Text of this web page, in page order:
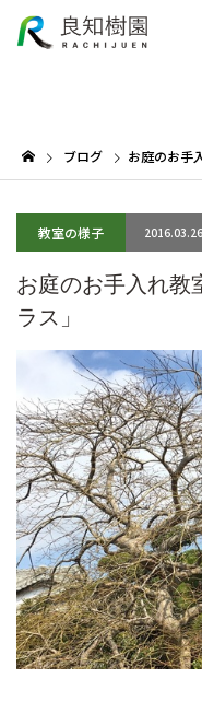
ブログ お庭のお手
教室の様子 2016.03.26
お庭のお手入れ教
ラス」